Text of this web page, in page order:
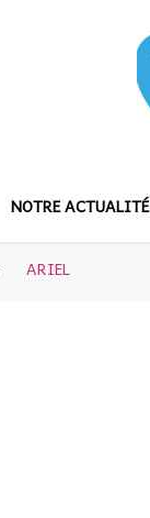
NOTRE ACTUALITÉ
ARIEL